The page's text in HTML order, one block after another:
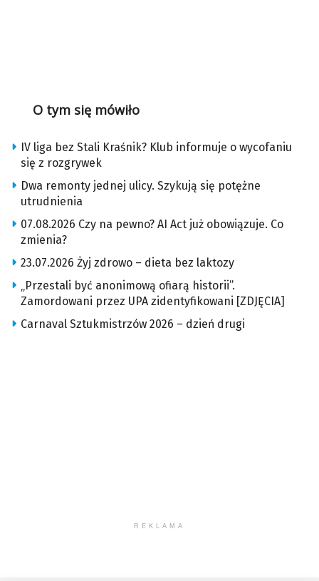
O tym się mówiło
IV liga bez Stali Kraśnik? Klub informuje o wycofaniu
się z rozgrywek
Dwa remonty jednej ulicy. Szykują się potężne
utrudnienia
07.08.2026 Czy na pewno? AI Act już obowiązuje. Co
zmienia?
23.07.2026 Żyj zdrowo – dieta bez laktozy
„Przestali być anonimową ofiarą historii”.
Zamordowani przez UPA zidentyfikowani [ZDJĘCIA]
Carnaval Sztukmistrzów 2026 – dzień drugi
REKLAMA